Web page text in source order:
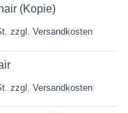
(Kopie)
zzgl. Versandkosten
zzgl. Versandkosten